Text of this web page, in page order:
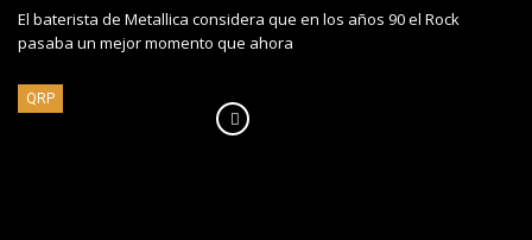
El baterista de Metallica considera que en los años 90 el Rock
pasaba un mejor momento que ahora
QRP